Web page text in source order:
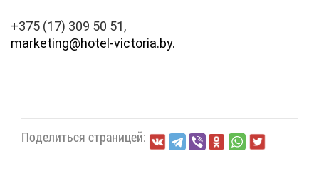
+375 (17) 309 50 51,
marketing@​hotel-​vic​tori​a.​by.
По­де­лить­ся стра­ни­цей: